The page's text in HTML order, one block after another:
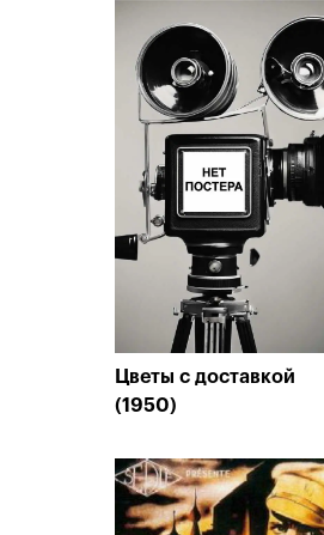
Цветы с доставкой
(1950)